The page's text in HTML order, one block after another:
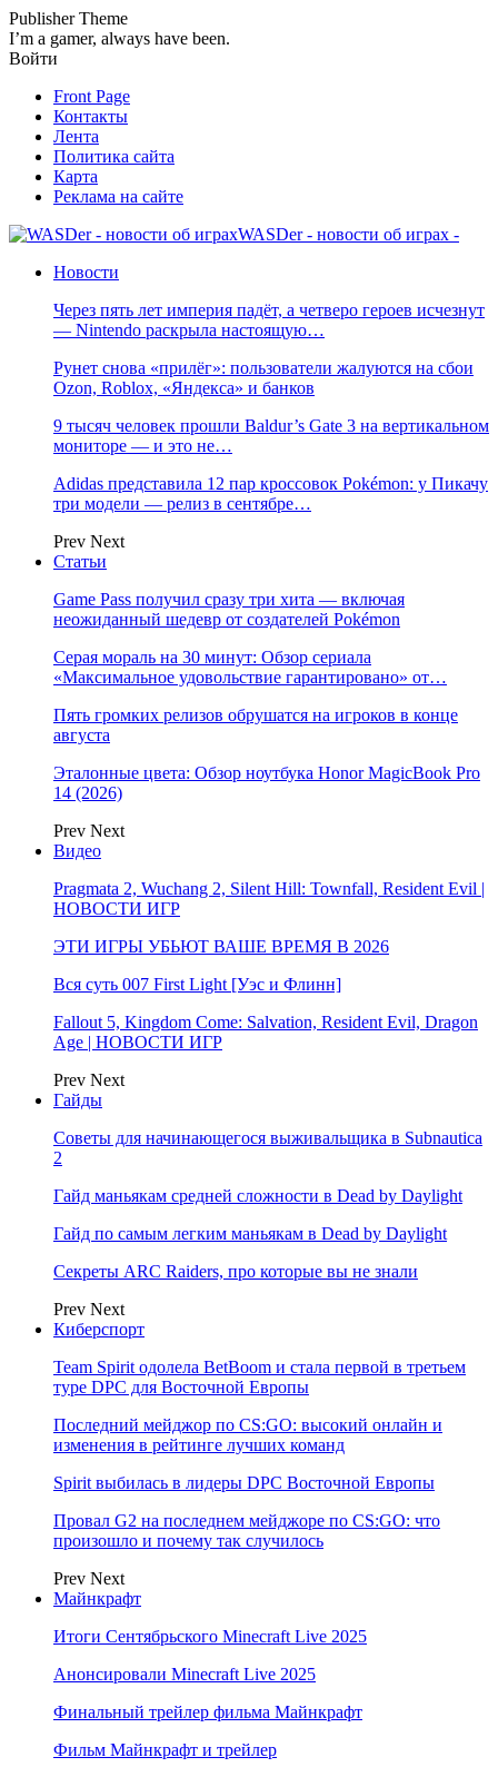
Publisher Theme
I’m a gamer, always have been.
Войти
Front Page
Контакты
Лента
Политика сайта
Карта
Реклама на сайте
WASDer - новости об играх -
Новости
Через пять лет империя падёт, а четверо героев исчезнут
— Nintendo раскрыла настоящую…
Рунет снова «прилёг»: пользователи жалуются на сбои
Ozon, Roblox, «Яндекса» и банков
9 тысяч человек прошли Baldur’s Gate 3 на вертикальном
мониторе — и это не…
Adidas представила 12 пар кроссовок Pokémon: у Пикачу
три модели — релиз в сентябре…
Prev Next
Статьи
Game Pass получил сразу три хита — включая
неожиданный шедевр от создателей Pokémon
Серая мораль на 30 минут: Обзор сериала
«Максимальное удовольствие гарантировано» от…
Пять громких релизов обрушатся на игроков в конце
августа
Эталонные цвета: Обзор ноутбука Honor MagicBook Pro
14 (2026)
Prev Next
Видео
Pragmata 2, Wuchang 2, Silent Hill: Townfall, Resident Evil |
НОВОСТИ ИГР
ЭТИ ИГРЫ УБЬЮТ ВАШЕ ВРЕМЯ В 2026
Вся суть 007 First Light [Уэс и Флинн]
Fallout 5, Kingdom Come: Salvation, Resident Evil, Dragon
Age | НОВОСТИ ИГР
Prev Next
Гайды
Советы для начинающегося выживальщика в Subnautica
2
Гайд маньякам средней сложности в Dead by Daylight
Гайд по самым легким маньякам в Dead by Daylight
Секреты ARC Raiders, про которые вы не знали
Prev Next
Киберспорт
Team Spirit одолела BetBoom и стала первой в третьем
туре DPC для Восточной Европы
Последний мейджор по CS:GO: высокий онлайн и
изменения в рейтинге лучших команд
Spirit выбилась в лидеры DPC Восточной Европы
Провал G2 на последнем мейджоре по CS:GO: что
произошло и почему так случилось
Prev Next
Майнкрафт
Итоги Сентябрьского Minecraft Live 2025
Анонсировали Minecraft Live 2025
Финальный трейлер фильма Майнкрафт
Фильм Майнкрафт и трейлер